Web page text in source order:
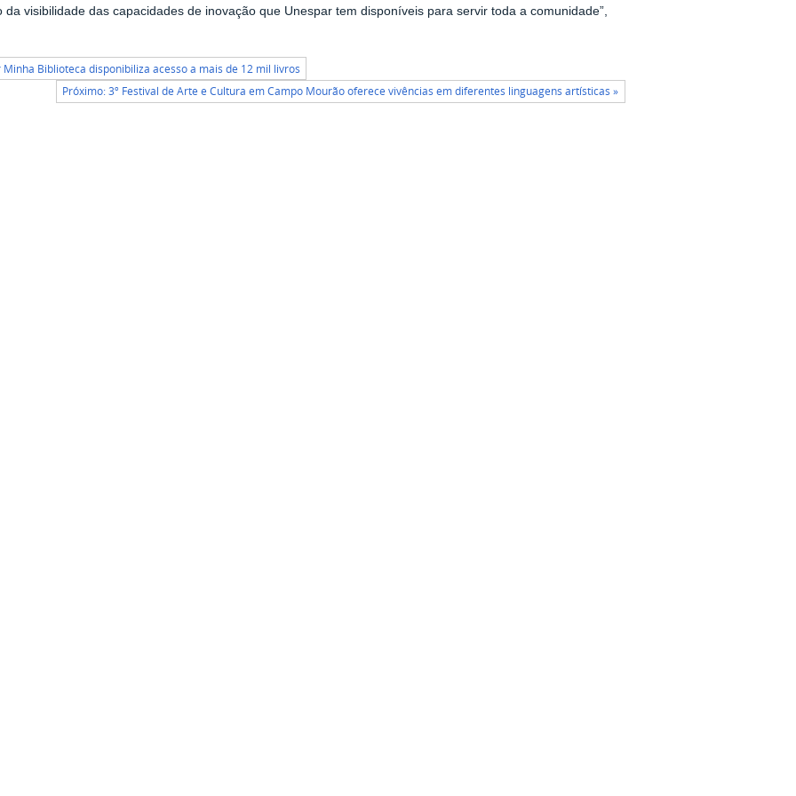
da visibilidade das capacidades de inovação que Unespar tem disponíveis para servir toda a comunidade”,
Biblioteca disponibiliza acesso a mais de 12 mil livros
Próximo: 3º Festival de Arte e Cultura em Campo Mourão oferece vivências em diferentes linguagens artísticas »